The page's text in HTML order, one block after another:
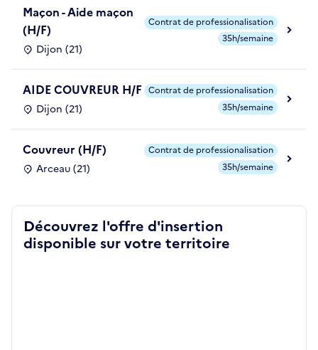
Maçon - Aide maçon
(H/F)
Dijon (21)
Contrat de professionalisation
35h/semaine
AIDE COUVREUR H/F
Dijon (21)
Contrat de professionalisation
35h/semaine
Couvreur (H/F)
Arceau (21)
Contrat de professionalisation
35h/semaine
Découvrez l'offre d'insertion
disponible sur votre territoire